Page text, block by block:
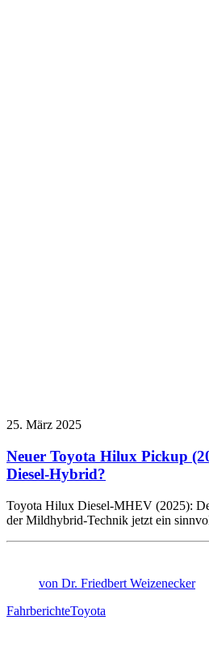
25. März 2025
Neuer Toyota Hilux Pickup
Diesel-Hybrid?
Toyota Hilux Diesel-MHEV (2025):
der Mildhybrid-Technik jetzt ein
von Dr. Friedbert Weizenecker
FahrberichteToyota